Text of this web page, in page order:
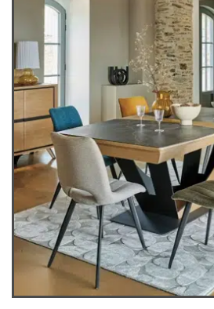
décoration